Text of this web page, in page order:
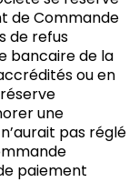
de Commande
de refus
bancaire de la
ou en
une
pas réglé
paiement